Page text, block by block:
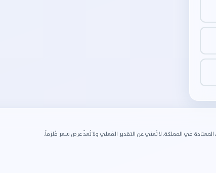
في المملكة. لا تُغني عن التقدير الفعلي ولا تُعدّ عرض سعر مُلزِماً.